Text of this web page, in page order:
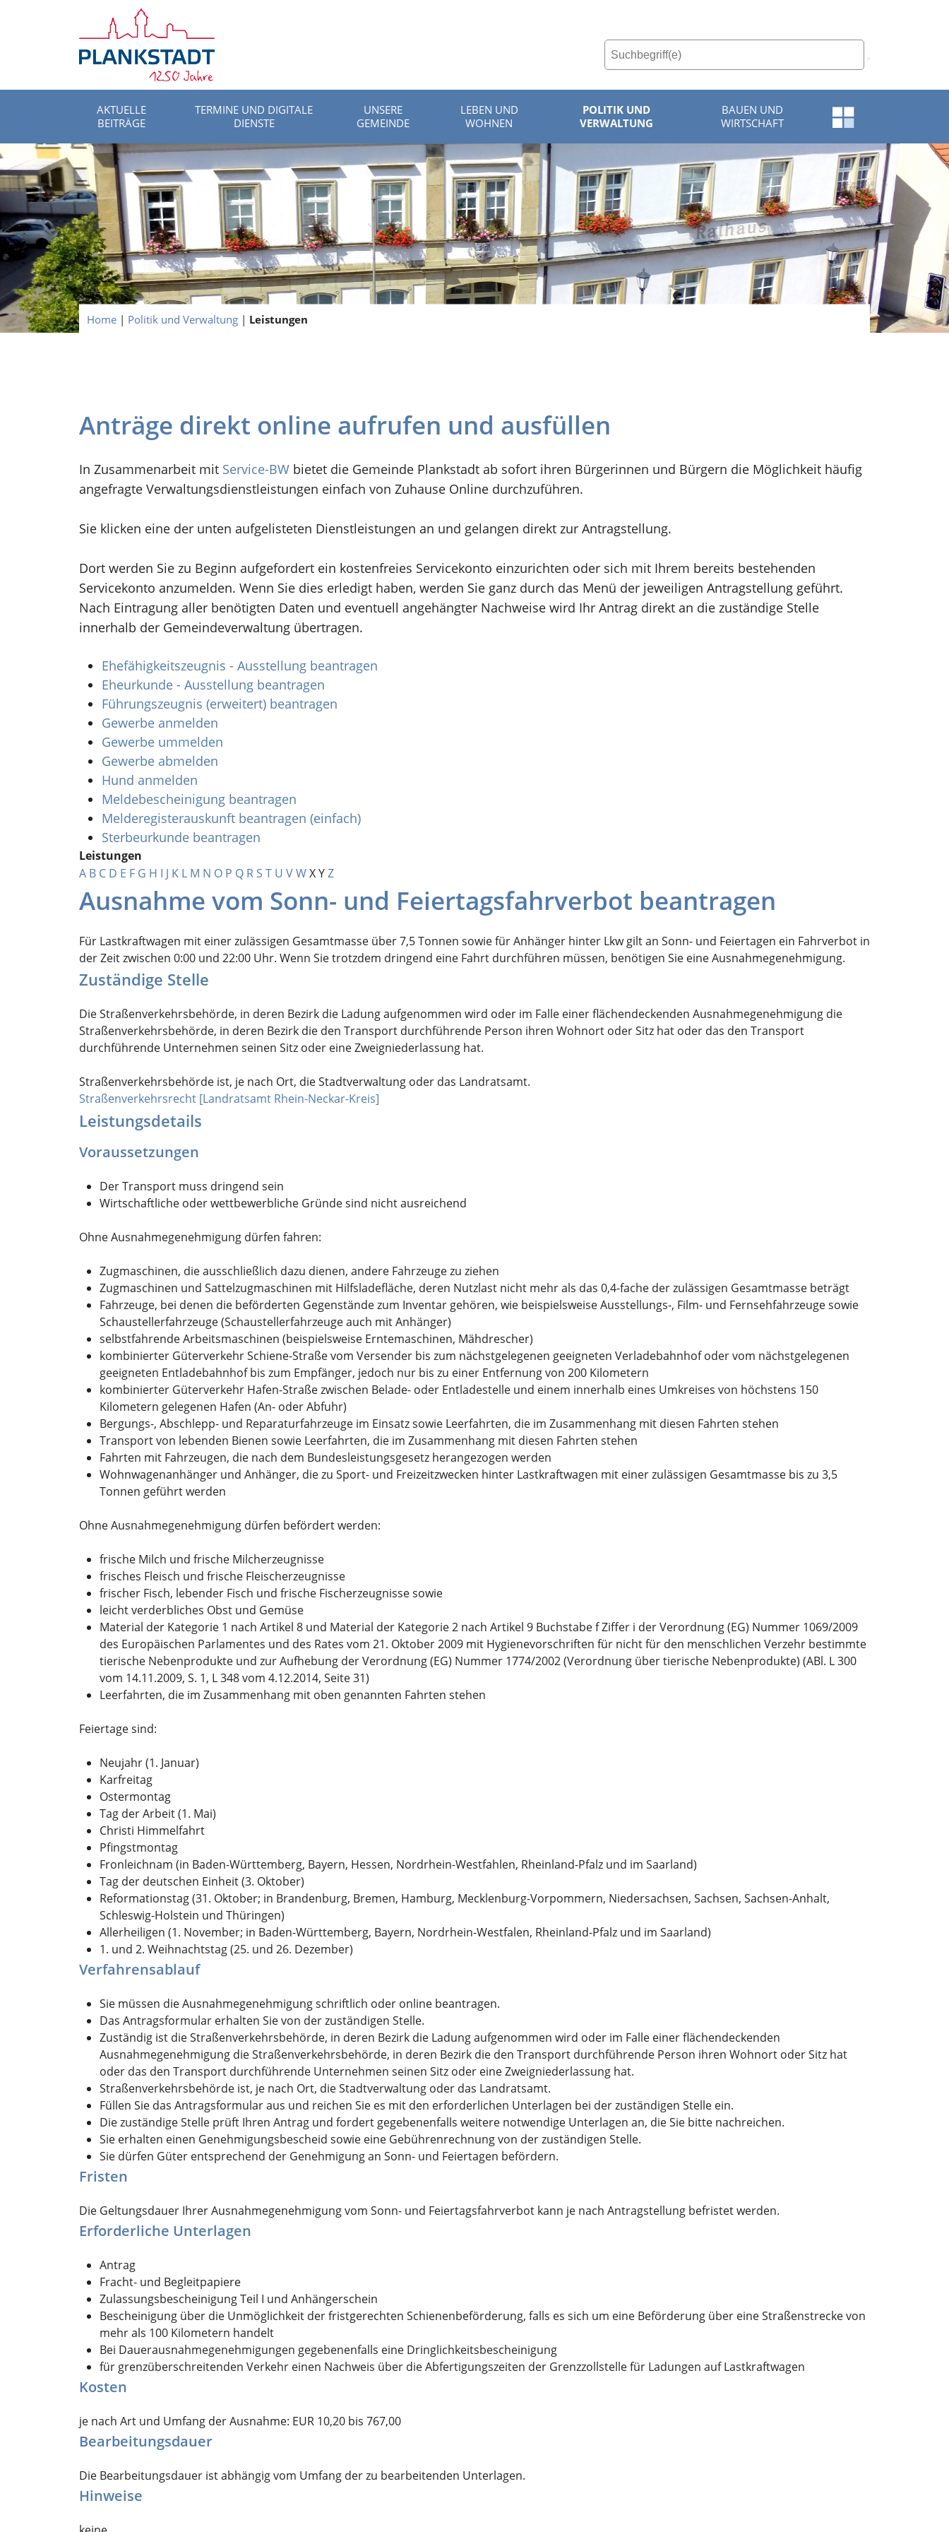
AKTUELLE
BEITRÄGE
TERMINE UND DIGITALE
DIENSTE
UNSERE
GEMEINDE
LEBEN UND
WOHNEN
POLITIK UND
VERWALTUNG
BAUEN UND
WIRTSCHAFT
Schnellzugriff-
Menü
öffnen
Home | Politik und Verwaltung | Leistungen
Anträge direkt online aufrufen und ausfüllen
In Zusammenarbeit mit Service-BW bietet die Gemeinde Plankstadt ab sofort ihren Bürgerinnen und Bürgern die Möglichkeit häufig
angefragte Verwaltungsdienstleistungen einfach von Zuhause Online durchzuführen.
Sie klicken eine der unten aufgelisteten Dienstleistungen an und gelangen direkt zur Antragstellung.
Dort werden Sie zu Beginn aufgefordert ein kostenfreies Servicekonto einzurichten oder sich mit Ihrem bereits bestehenden
Servicekonto anzumelden. Wenn Sie dies erledigt haben, werden Sie ganz durch das Menü der jeweiligen Antragstellung geführt.
Nach Eintragung aller benötigten Daten und eventuell angehängter Nachweise wird Ihr Antrag direkt an die zuständige Stelle
innerhalb der Gemeindeverwaltung übertragen.
Ehefähigkeitszeugnis - Ausstellung beantragen
Eheurkunde - Ausstellung beantragen
Führungszeugnis (erweitert) beantragen
Gewerbe anmelden
Gewerbe ummelden
Gewerbe abmelden
Hund anmelden
Meldebescheinigung beantragen
Melderegisterauskunft beantragen (einfach)
Sterbeurkunde beantragen
Leistungen
A B C D E F G H I J K L M N O P Q R S T U VWXYZ
Ausnahme vom Sonn- und Feiertagsfahrverbot beantragen
Für Lastkraftwagen mit einer zulässigen Gesamtmasse über 7,5 Tonnen sowie für Anhänger hinter Lkw gilt an Sonn- und Feiertagen ein Fahrverbot in
der Zeit zwischen 0:00 und 22:00 Uhr. Wenn Sie trotzdem dringend eine Fahrt durchführen müssen, benötigen Sie eine Ausnahmegenehmigung.
Zuständige Stelle
Die Straßenverkehrsbehörde, in deren Bezirk die Ladung aufgenommen wird oder im Falle einer flächendeckenden Ausnahmegenehmigung die
Straßenverkehrsbehörde, in deren Bezirk die den Transport durchführende Person ihren Wohnort oder Sitz hat oder das den Transport
durchführende Unternehmen seinen Sitz oder eine Zweigniederlassung hat.
Straßenverkehrsbehörde ist, je nach Ort, die Stadtverwaltung oder das Landratsamt.
Straßenverkehrsrecht [Landratsamt Rhein-Neckar-Kreis]
Leistungsdetails
Voraussetzungen
Der Transport muss dringend sein
Wirtschaftliche oder wettbewerbliche Gründe sind nicht ausreichend
Ohne Ausnahmegenehmigung dürfen fahren:
Zugmaschinen, die ausschließlich dazu dienen, andere Fahrzeuge zu ziehen
Zugmaschinen und Sattelzugmaschinen mit Hilfsladefläche, deren Nutzlast nicht mehr als das 0,4-fache der zulässigen Gesamtmasse beträgt
Fahrzeuge, bei denen die beförderten Gegenstände zum Inventar gehören, wie beispielsweise Ausstellungs-, Film- und Fernsehfahrzeuge sowie
Schaustellerfahrzeuge (Schaustellerfahrzeuge auch mit Anhänger)
selbstfahrende Arbeitsmaschinen (beispielsweise Erntemaschinen, Mähdrescher)
kombinierter Güterverkehr Schiene-Straße vom Versender bis zum nächstgelegenen geeigneten Verladebahnhof oder vom nächstgelegenen
geeigneten Entladebahnhof bis zum Empfänger, jedoch nur bis zu einer Entfernung von 200 Kilometern
kombinierter Güterverkehr Hafen-Straße zwischen Belade- oder Entladestelle und einem innerhalb eines Umkreises von höchstens 150
Kilometern gelegenen Hafen (An- oder Abfuhr)
Bergungs-, Abschlepp- und Reparaturfahrzeuge im Einsatz sowie Leerfahrten, die im Zusammenhang mit diesen Fahrten stehen
Transport von lebenden Bienen sowie Leerfahrten, die im Zusammenhang mit diesen Fahrten stehen
Fahrten mit Fahrzeugen, die nach dem Bundesleistungsgesetz herangezogen werden
Wohnwagenanhänger und Anhänger, die zu Sport- und Freizeitzwecken hinter Lastkraftwagen mit einer zulässigen Gesamtmasse bis zu 3,5
Tonnen geführt werden
Ohne Ausnahmegenehmigung dürfen befördert werden:
frische Milch und frische Milcherzeugnisse
frisches Fleisch und frische Fleischerzeugnisse
frischer Fisch, lebender Fisch und frische Fischerzeugnisse sowie
leicht verderbliches Obst und Gemüse
Material der Kategorie 1 nach Artikel 8 und Material der Kategorie 2 nach Artikel 9 Buchstabe f Ziffer i der Verordnung (EG) Nummer 1069/2009
des Europäischen Parlamentes und des Rates vom 21. Oktober 2009 mit Hygienevorschriften für nicht für den menschlichen Verzehr bestimmte
tierische Nebenprodukte und zur Aufhebung der Verordnung (EG) Nummer 1774/2002 (Verordnung über tierische Nebenprodukte) (ABl. L 300
vom 14.11.2009, S. 1, L 348 vom 4.12.2014, Seite 31)
Leerfahrten, die im Zusammenhang mit oben genannten Fahrten stehen
Feiertage sind:
Neujahr (1. Januar)
Karfreitag
Ostermontag
Tag der Arbeit (1. Mai)
Christi Himmelfahrt
Pfingstmontag
Fronleichnam (in Baden-Württemberg, Bayern, Hessen, Nordrhein-Westfahlen, Rheinland-Pfalz und im Saarland)
Tag der deutschen Einheit (3. Oktober)
Reformationstag (31. Oktober; in Brandenburg, Bremen, Hamburg, Mecklenburg-Vorpommern, Niedersachsen, Sachsen, Sachsen-Anhalt,
Schleswig-Holstein und Thüringen)
Allerheiligen (1. November; in Baden-Württemberg, Bayern, Nordrhein-Westfalen, Rheinland-Pfalz und im Saarland)
1. und 2. Weihnachtstag (25. und 26. Dezember)
Verfahrensablauf
Sie müssen die Ausnahmegenehmigung schriftlich oder online beantragen.
Das Antragsformular erhalten Sie von der zuständigen Stelle.
Zuständig ist die Straßenverkehrsbehörde, in deren Bezirk die Ladung aufgenommen wird oder im Falle einer flächendeckenden
Ausnahmegenehmigung die Straßenverkehrsbehörde, in deren Bezirk die den Transport durchführende Person ihren Wohnort oder Sitz hat
oder das den Transport durchführende Unternehmen seinen Sitz oder eine Zweigniederlassung hat.
Straßenverkehrsbehörde ist, je nach Ort, die Stadtverwaltung oder das Landratsamt.
Füllen Sie das Antragsformular aus und reichen Sie es mit den erforderlichen Unterlagen bei der zuständigen Stelle ein.
Die zuständige Stelle prüft Ihren Antrag und fordert gegebenenfalls weitere notwendige Unterlagen an, die Sie bitte nachreichen.
Sie erhalten einen Genehmigungsbescheid sowie eine Gebührenrechnung von der zuständigen Stelle.
Sie dürfen Güter entsprechend der Genehmigung an Sonn- und Feiertagen befördern.
Fristen
Die Geltungsdauer Ihrer Ausnahmegenehmigung vom Sonn- und Feiertagsfahrverbot kann je nach Antragstellung befristet werden.
Erforderliche Unterlagen
Antrag
Fracht- und Begleitpapiere
Zulassungsbescheinigung Teil I und Anhängerschein
Bescheinigung über die Unmöglichkeit der fristgerechten Schienenbeförderung, falls es sich um eine Beförderung über eine Straßenstrecke von
mehr als 100 Kilometern handelt
Bei Dauerausnahmegenehmigungen gegebenenfalls eine Dringlichkeitsbescheinigung
für grenzüberschreitenden Verkehr einen Nachweis über die Abfertigungszeiten der Grenzzollstelle für Ladungen auf Lastkraftwagen
Kosten
je nach Art und Umfang der Ausnahme: EUR 10,20 bis 767,00
Bearbeitungsdauer
Die Bearbeitungsdauer ist abhängig vom Umfang der zu bearbeitenden Unterlagen.
Hinweise